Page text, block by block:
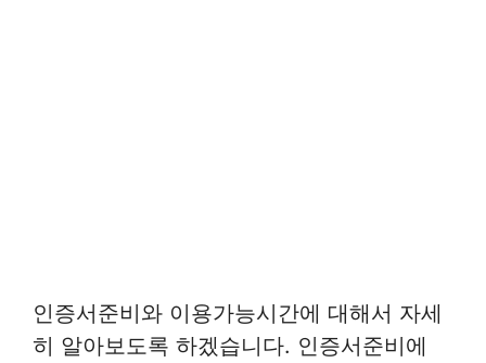
인증서준비와 이용가능시간에 대해서 자세
히 알아보도록 하겠습니다. 인증서준비에